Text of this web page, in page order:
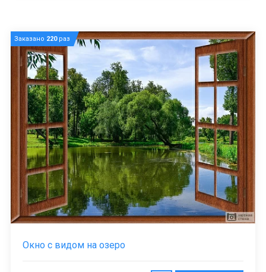
Заказано 220раз
Окно с видом на озеро